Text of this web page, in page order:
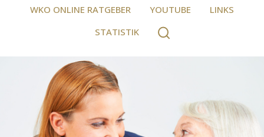
WKO ONLINE RATGEBER
YOUTUBE
LINKS
STATISTIK